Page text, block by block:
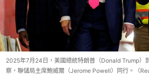
2025年7月24日，美國總統特朗普（Donald Trump）
察，聯儲局主席鮑威爾（Jerome Powell）同行。（